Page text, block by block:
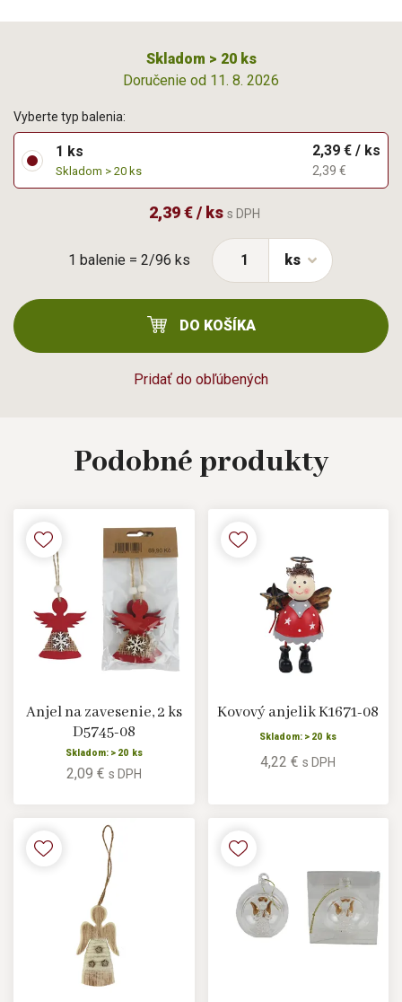
Skladom > 20 ks
Doručenie od 11. 8. 2026
1 balenie = 2/96 ks
Pridať do obľúbených
Vyberte typ balenia:
1 ks
Skladom > 20 ks
2,39 € / ks
2,39 €
2,39 € / ks s DPH
ks
DO KOŠÍKA
Podobné produkty
Anjel na zavesenie, 2 ks
D5745-08
Skladom: > 20 ks
2,09 € s DPH
Kovový anjelik K1671-08
Skladom: > 20 ks
4,22 €s DPH